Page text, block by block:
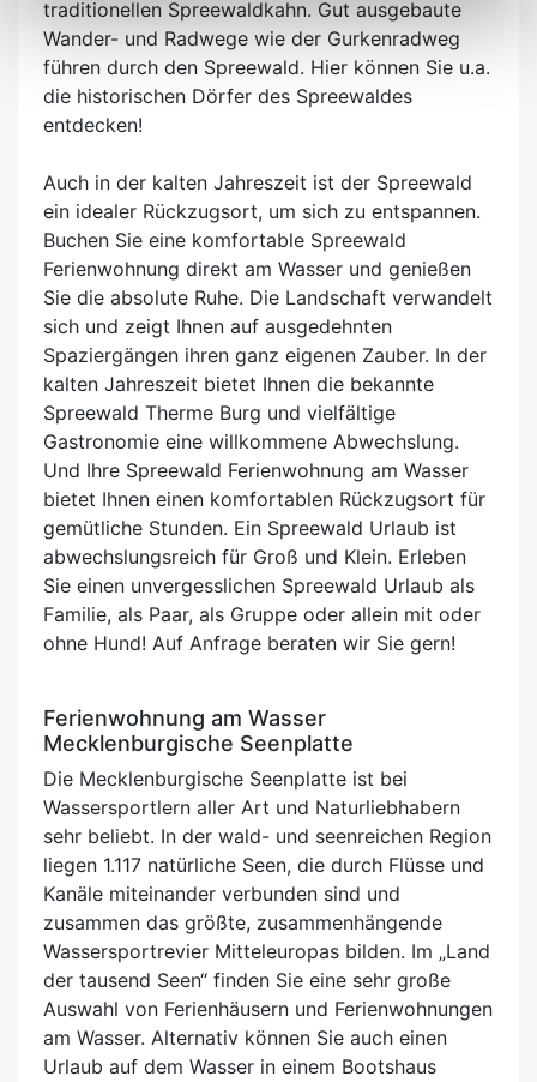
traditionellen Spreewaldkahn. Gut ausgebaute
Wander- und Radwege wie der Gurkenradweg
führen durch den Spreewald. Hier können Sie u.a.
die historischen Dörfer des Spreewaldes
entdecken!
Auch in der kalten Jahreszeit ist der Spreewald
ein idealer Rückzugsort, um sich zu entspannen.
Buchen Sie eine komfortable Spreewald
Ferienwohnung direkt am Wasser und genießen
Sie die absolute Ruhe. Die Landschaft verwandelt
sich und zeigt Ihnen auf ausgedehnten
Spaziergängen ihren ganz eigenen Zauber. In der
kalten Jahreszeit bietet Ihnen die bekannte
Spreewald Therme Burg und vielfältige
Gastronomie eine willkommene Abwechslung.
Und Ihre Spreewald Ferienwohnung am Wasser
bietet Ihnen einen komfortablen Rückzugsort für
gemütliche Stunden. Ein Spreewald Urlaub ist
abwechslungsreich für Groß und Klein. Erleben
Sie einen unvergesslichen Spreewald Urlaub als
Familie, als Paar, als Gruppe oder allein mit oder
ohne Hund! Auf Anfrage beraten wir Sie gern!
Ferienwohnung am Wasser
Mecklenburgische Seenplatte
Die Mecklenburgische Seenplatte ist bei
Wassersportlern aller Art und Naturliebhabern
sehr beliebt. In der wald- und seenreichen Region
liegen 1.117 natürliche Seen, die durch Flüsse und
Kanäle miteinander verbunden sind und
zusammen das größte, zusammenhängende
Wassersportrevier Mitteleuropas bilden. Im „Land
der tausend Seen“ finden Sie eine sehr große
Auswahl von Ferienhäusern und Ferienwohnungen
am Wasser. Alternativ können Sie auch einen
Urlaub auf dem Wasser in einem Bootshaus